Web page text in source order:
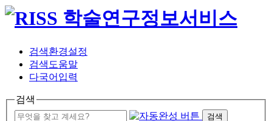
검색환경설정
검색도움말
다국어입력
검색
검색